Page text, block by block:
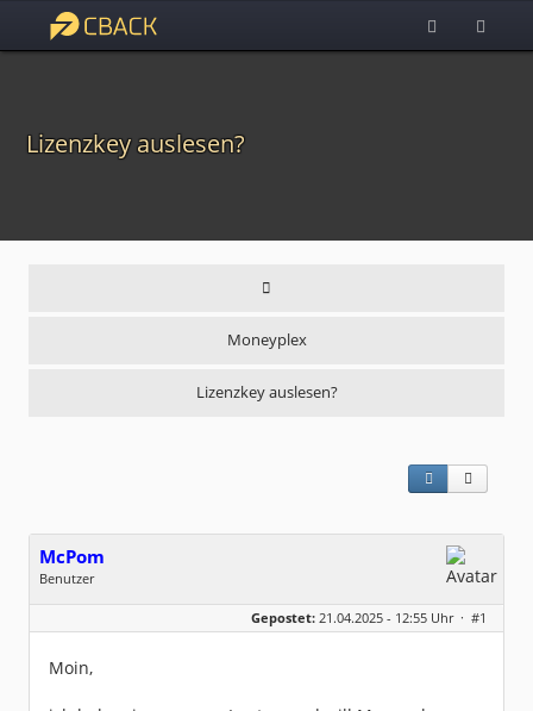
Lizenzkey auslesen?
Moneyplex
Lizenzkey auslesen?
McPom
Benutzer
Geschlecht:
keine Angabe
Dabei seit:
07 / 2023
Gepostet: 21.04.2025 - 12:55 Uhr · #1
Moin,